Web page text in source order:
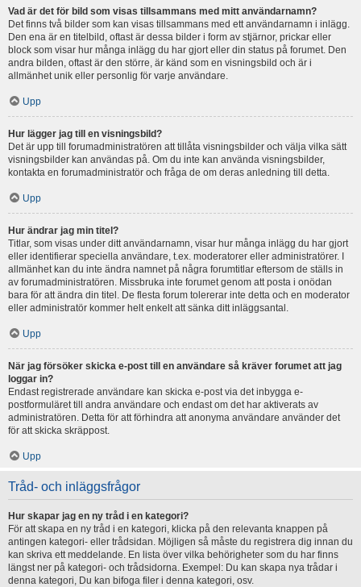
Vad är det för bild som visas tillsammans med mitt användarnamn?
Det finns två bilder som kan visas tillsammans med ett användarnamn i inlägg.
Den ena är en titelbild, oftast är dessa bilder i form av stjärnor, prickar eller
block som visar hur många inlägg du har gjort eller din status på forumet. Den
andra bilden, oftast är den större, är känd som en visningsbild och är i
allmänhet unik eller personlig för varje användare.
Upp
Hur lägger jag till en visningsbild?
Det är upp till forumadministratören att tillåta visningsbilder och välja vilka sätt
visningsbilder kan användas på. Om du inte kan använda visningsbilder,
kontakta en forumadministratör och fråga de om deras anledning till detta.
Upp
Hur ändrar jag min titel?
Titlar, som visas under ditt användarnamn, visar hur många inlägg du har gjort
eller identifierar speciella användare, t.ex. moderatorer eller administratörer. I
allmänhet kan du inte ändra namnet på några forumtitlar eftersom de ställs in
av forumadministratören. Missbruka inte forumet genom att posta i onödan
bara för att ändra din titel. De flesta forum tolererar inte detta och en moderator
eller administratör kommer helt enkelt att sänka ditt inläggsantal.
Upp
När jag försöker skicka e-post till en användare så kräver forumet att jag
loggar in?
Endast registrerade användare kan skicka e-post via det inbygga e-
postformuläret till andra användare och endast om det har aktiverats av
administratören. Detta för att förhindra att anonyma användare använder det
för att skicka skräppost.
Upp
Tråd- och inläggsfrågor
Hur skapar jag en ny tråd i en kategori?
För att skapa en ny tråd i en kategori, klicka på den relevanta knappen på
antingen kategori- eller trådsidan. Möjligen så måste du registrera dig innan du
kan skriva ett meddelande. En lista över vilka behörigheter som du har finns
längst ner på kategori- och trådsidorna. Exempel: Du kan skapa nya trådar i
denna kategori, Du kan bifoga filer i denna kategori, osv.